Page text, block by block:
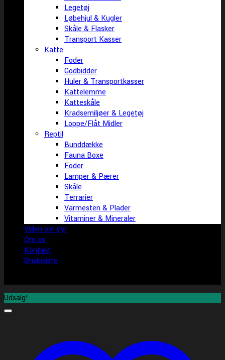
Legetøj
Løbehjul & Kugler
Skåle & Flasker
Transport Kasser
Katte
Foder
Godbidder
Huler & Transportkasser
Kattelemme
Katteskåle
Kradsemiljøer & Legetøj
Loppe/Flåt Midler
Reptil
Bunddække
Fauna Boxe
Foder
Lamper & Pærer
Skåle
Terrarier
Varmesten & Plader
Vitaminer & Mineraler
Viden om dyr
Om os
Kontakt
Ønskeliste
Udsalg!